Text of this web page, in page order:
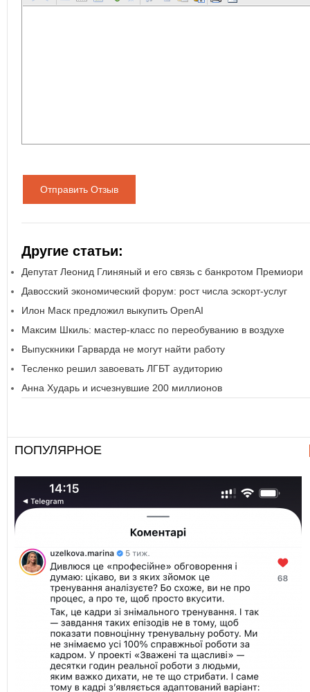
Отправить Отзыв
Другие статьи:
Депутат Леонид Глиняный и его связь с банкротом Премиори
Давосский экономический форум: рост числа эскорт-услуг
Илон Маск предложил выкупить OpenAI
Максим Шкиль: мастер-класс по переобуванию в воздухе
Выпускники Гарварда не могут найти работу
Тесленко решил завоевать ЛГБТ аудиторию
Анна Хударь и исчезнувшие 200 миллионов
ПОПУЛЯРНОЕ